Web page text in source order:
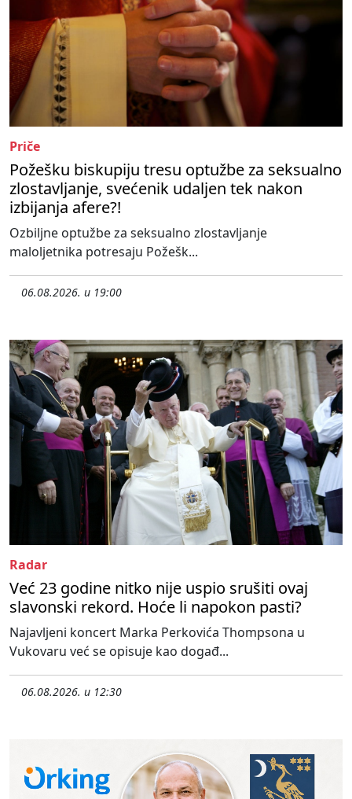
Priče
Požešku biskupiju tresu optužbe za seksualno
zlostavljanje, svećenik udaljen tek nakon
izbijanja afere?!
Ozbiljne optužbe za seksualno zlostavljanje
maloljetnika potresaju Požešk...
06.08.2026. u 19:00
Radar
Već 23 godine nitko nije uspio srušiti ovaj
slavonski rekord. Hoće li napokon pasti?
Najavljeni koncert Marka Perkovića Thompsona u
Vukovaru već se opisuje kao događ...
06.08.2026. u 12:30